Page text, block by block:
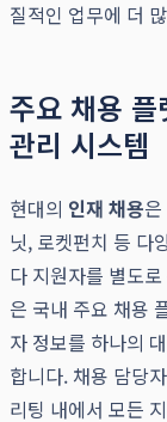
질적인 업무에 더
주요 채용
관리 시스템
현대의 인재 채용
닛, 로켓펀치 등 다
다 지원자를 별도
은 국내 주요 채용
자 정보를 하나의
합니다. 채용 담당
리팅 내에서 모든